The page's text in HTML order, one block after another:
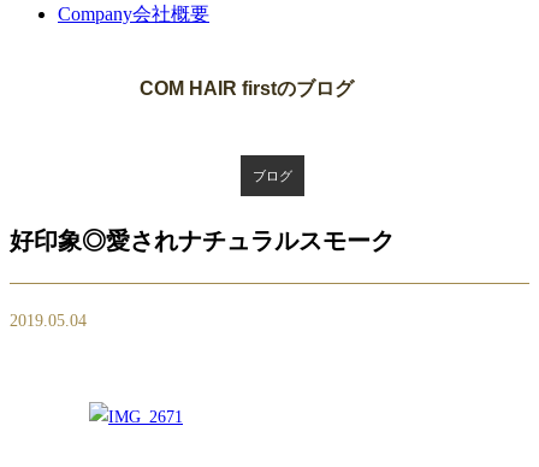
Company会社概要
COM HAIR firstのブログ
ブログ
好印象◎愛されナチュラルスモーク
2019.05.04